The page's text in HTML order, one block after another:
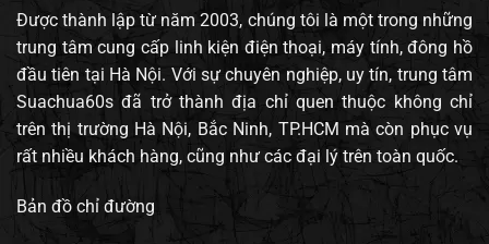
Được thành lập từ năm 2003, chúng tôi là một trong những
trung tâm cung cấp linh kiện điện thoại, máy tính, đông hồ
đầu tiên tại Hà Nội. Với sự chuyên nghiệp, uy tín, trung tâm
Suachua60s đã trở thành địa chỉ quen thuộc không chỉ
trên thị trường Hà Nội, Bắc Ninh, TP.HCM mà còn phục vụ
rất nhiều khách hàng, cũng như các đại lý trên toàn quốc.
Bản đồ chỉ đường